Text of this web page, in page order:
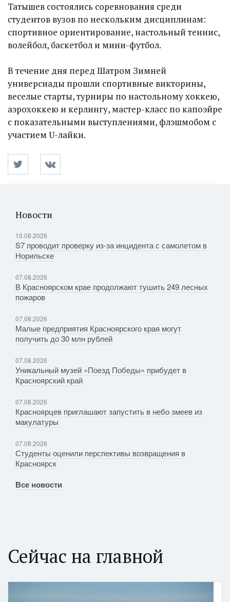
Татышев состоялись соревнования среди
студентов вузов по нескольким дисциплинам:
спортивное ориентирование, настольный теннис,
волейбол, баскетбол и мини-футбол.
В течение дня перед Шатром Зимней
универсиады прошли спортивные викторины,
веселые старты, турниры по настольному хоккею,
аэрохоккею и керлингу, мастер-класс по капоэйре
с показательными выступлениями, флэшмобом с
участием U-лайки.
Новости
10.08.2026
S7 проводит проверку из-за инцидента с самолетом в
Норильске
07.08.2026
В Красноярском крае продолжают тушить 249 лесных
пожаров
07.08.2026
Малые предприятия Красноярского края могут
получить до 30 млн рублей
07.08.2026
Уникальный музей «Поезд Победы» прибудет в
Красноярский край
07.08.2026
Красноярцев приглашают запустить в небо змеев из
макулатуры
07.08.2026
Студенты оценили перспективы возвращения в
Красноярск
Все новости
Сейчас на главной